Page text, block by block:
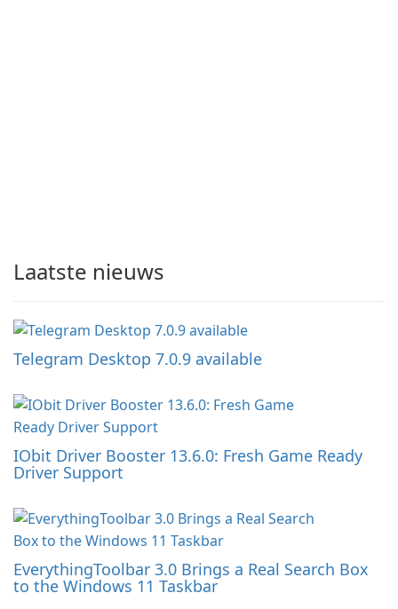
Laatste nieuws
Telegram Desktop 7.0.9 available
IObit Driver Booster 13.6.0: Fresh Game Ready
Driver Support
EverythingToolbar 3.0 Brings a Real Search Box
to the Windows 11 Taskbar